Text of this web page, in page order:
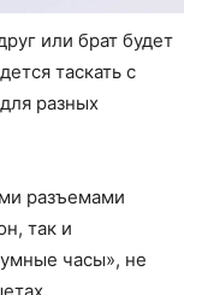
или брат будет
таскать с
разных
разъемами
так и
часы», не